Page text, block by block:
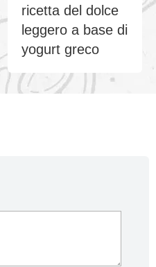
ricetta del dolce
leggero a base di
yogurt greco